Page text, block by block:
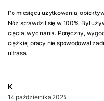
Po miesiącu użytkowania,
Nóż sprawdził się w 100%. Był
cięcia, wycinania. Poręczny,
ciężkiej pracy nie spowodował
ultrasa.
K
14 października 2025